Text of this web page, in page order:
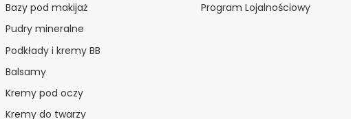
Bazy pod makijaż
Pudry mineralne
Podkłady i kremy BB
Balsamy
Kremy pod oczy
Kremy do twarzy
Program Lojalnościowy